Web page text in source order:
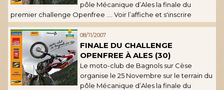
pôle Mécanique d’Ales la finale du
premier challenge Openfree …. Voir l’affiche et s'inscrire
08/11/2007
FINALE DU CHALLENGE
OPENFREE À ALES (30)
Le moto-club de Bagnols sur Cèse
organise le 25 Novembre sur le terrain du
pôle Mécanique d’Ales la finale du